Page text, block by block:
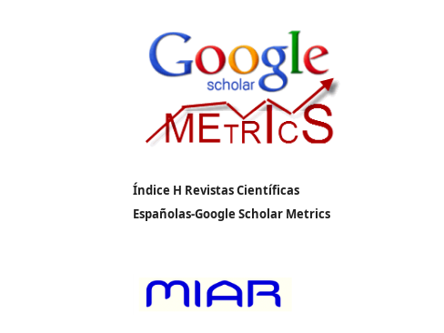
Índice H Revistas Científicas
Españolas-Google Scholar Metrics